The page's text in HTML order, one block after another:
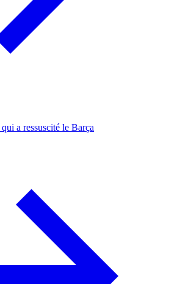
a ressuscité le Barça